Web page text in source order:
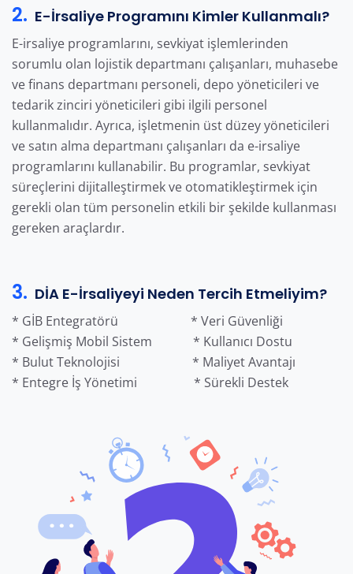
2. E-İrsaliye Programını Kimler Kullanmalı?
E-irsaliye programlarını, sevkiyat işlemlerinden
sorumlu olan lojistik departmanı çalışanları, muhasebe
ve finans departmanı personeli, depo yöneticileri ve
tedarik zinciri yöneticileri gibi ilgili personel
kullanmalıdır. Ayrıca, işletmenin üst düzey yöneticileri
ve satın alma departmanı çalışanları da e-irsaliye
programlarını kullanabilir. Bu programlar, sevkiyat
süreçlerini dijitalleştirmek ve otomatikleştirmek için
gerekli olan tüm personelin etkili bir şekilde kullanması
gereken araçlardır.
3. DİA E-İrsaliyeyi Neden Tercih Etmeliyim?
* GİB Entegratörü * Veri Güvenliği
* Gelişmiş Mobil Sistem * Kullanıcı Dostu
* Bulut Teknolojisi * Maliyet Avantajı
* Entegre İş Yönetimi * Sürekli Destek